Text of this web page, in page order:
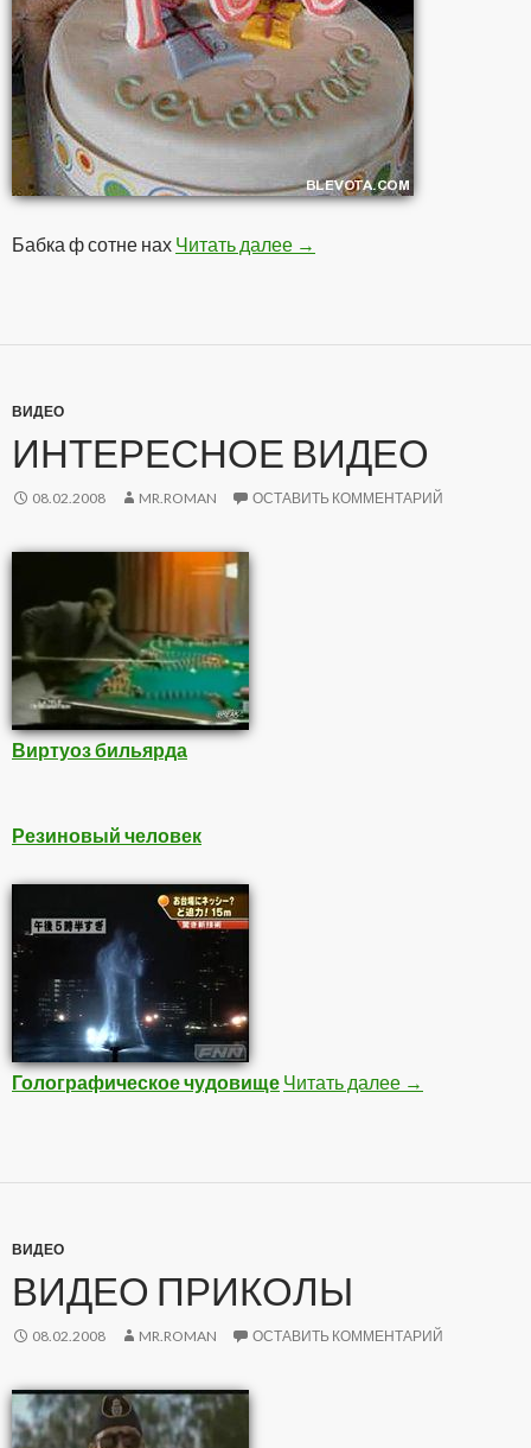
Бабка ф сотне нах Читать далее В Сотне
→
ВИДЕО
ИНТЕРЕСНОЕ ВИДЕО
08.02.2008 MR.ROMAN ОСТАВИТЬ КОММЕНТАРИЙ
Виртуоз бильярда
Резиновый человек
Голографическое чудовище Читать далее Интересное
→
ВИДЕО
ВИДЕО ПРИКОЛЫ
08.02.2008 MR.ROMAN ОСТАВИТЬ КОММЕНТАРИЙ